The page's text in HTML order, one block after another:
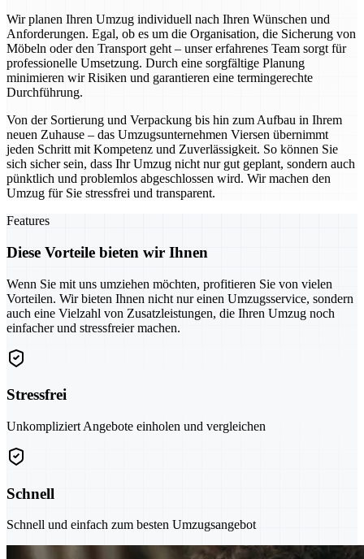
Wir planen Ihren Umzug individuell nach Ihren Wünschen und
Anforderungen. Egal, ob es um die Organisation, die Sicherung von
Möbeln oder den Transport geht – unser erfahrenes Team sorgt für
professionelle Umsetzung. Durch eine sorgfältige Planung
minimieren wir Risiken und garantieren eine termingerechte
Durchführung.
Von der Sortierung und Verpackung bis hin zum Aufbau in Ihrem
neuen Zuhause – das Umzugsunternehmen Viersen übernimmt
jeden Schritt mit Kompetenz und Zuverlässigkeit. So können Sie
sich sicher sein, dass Ihr Umzug nicht nur gut geplant, sondern auch
pünktlich und problemlos abgeschlossen wird. Wir machen den
Umzug für Sie stressfrei und transparent.
Features
Diese Vorteile bieten wir Ihnen
Wenn Sie mit uns umziehen möchten, profitieren Sie von vielen
Vorteilen. Wir bieten Ihnen nicht nur einen Umzugsservice, sondern
auch eine Vielzahl von Zusatzleistungen, die Ihren Umzug noch
einfacher und stressfreier machen.
Stressfrei
Unkompliziert Angebote einholen und vergleichen
Schnell
Schnell und einfach zum besten Umzugsangebot